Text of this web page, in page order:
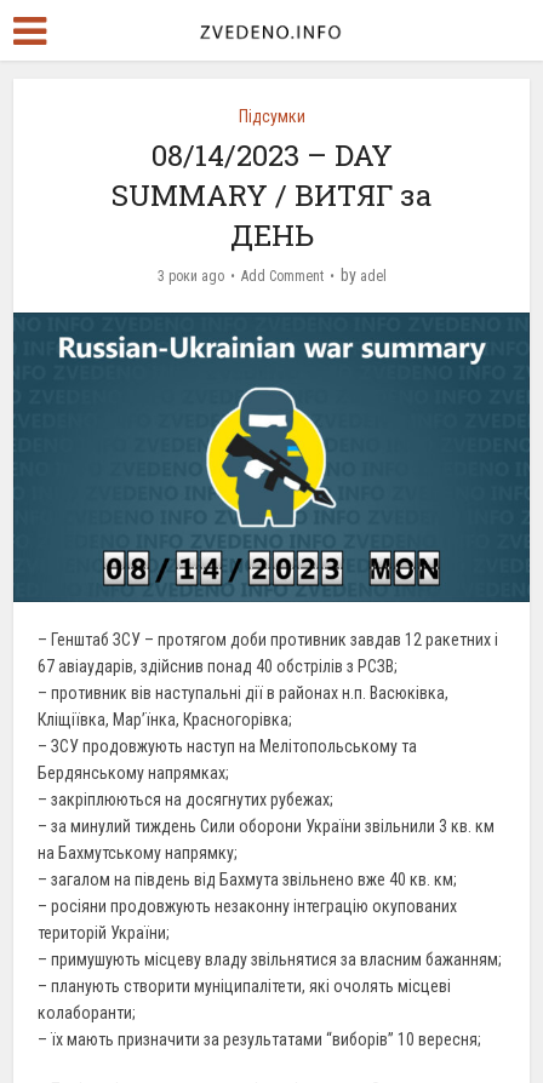
Підсумки
08/14/2023 – DAY
SUMMARY / ВИТЯГ за
ДЕНЬ
3 роки ago Add Comment by adel
– Генштаб ЗСУ – протягом доби противник завдав 12 ракетних і
67 авіаударів, здійснив понад 40 обстрілів з РСЗВ;
– противник вів наступальні дії в районах н.п. Васюківка,
Кліщіївка, Мар’їнка, Красногорівка;
– ЗСУ продовжують наступ на Мелітопольському та
Бердянському напрямках;
– закріплюються на досягнутих рубежах;
– за минулий тиждень Сили оборони України звільнили 3 кв. км
на Бахмутському напрямку;
– загалом на південь від Бахмута звільнено вже 40 кв. км;
– росіяни продовжують незаконну інтеграцію окупованих
територій України;
– примушують місцеву владу звільнятися за власним бажанням;
– планують створити муніципалітети, які очолять місцеві
колаборанти;
– їх мають призначити за результатами “виборів” 10 вересня;